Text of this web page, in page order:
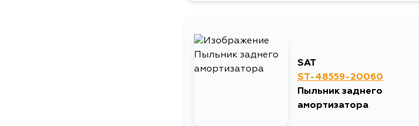
SAT
ST-48559-20060
Пыльник заднего
амортизатора